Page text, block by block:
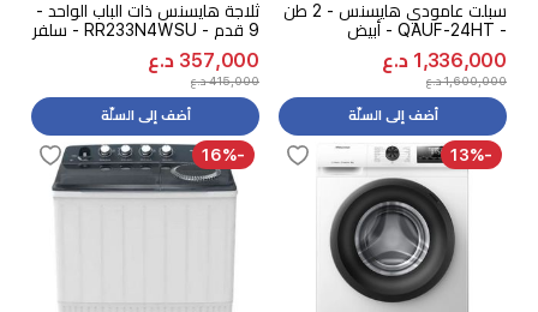
سبلت عامودي هايسنس - 2 طن
- QAUF-24HT - أبيض
1,336,000 د.ع
1,600,000 د.ع
أضف إلى السلّة
ثلاجة هايسنس ذات الباب الواحد -
9 قدم - RR233N4WSU - سلفر
357,000 د.ع
415,000 د.ع
أضف إلى السلّة
-13%
-16%